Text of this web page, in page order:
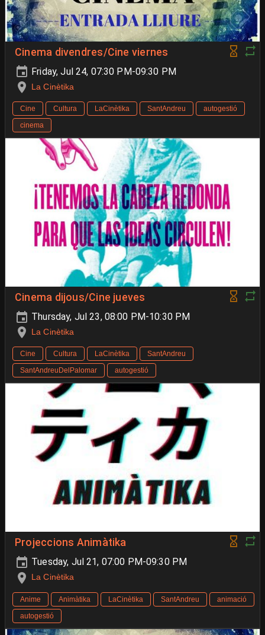
Cinema divendres/Cine viernes
Friday, Jul 24, 07:30 PM-09:30 PM
La Cinètika
Cine Cultura LaCinètika SantAndreu
autogestió
cinema
Cinema dijous/Cine jueves
Thursday, Jul 23, 08:00 PM-10:30 PM
La Cinètika
Cine Cultura LaCinètika
SantAndreu
SantAndreuDelPalomar
autogestió
Projeccions Animàtika
Tuesday, Jul 21, 07:00 PM-09:30 PM
La Cinètika
Anime Animàtika LaCinètika SantAndreu
animació
autogestió